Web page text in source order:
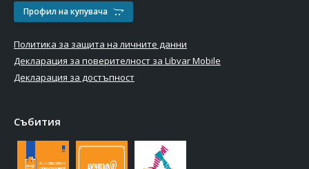
Профил на купувача
Политика за защита на личните данни
Декларация за поверителност за Libvar Mobile
Декларация за достъпност
Събития